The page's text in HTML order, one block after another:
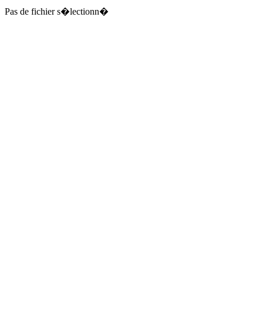
Pas de fichier s�lectionn�